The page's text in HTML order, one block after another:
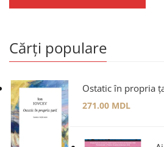
Cărți populare
Ostatic în propria
271.00 MDL